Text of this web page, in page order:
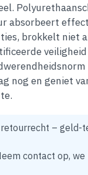
absorbeert
brokkelt niet
nog en geniet
– geld-
contact op,